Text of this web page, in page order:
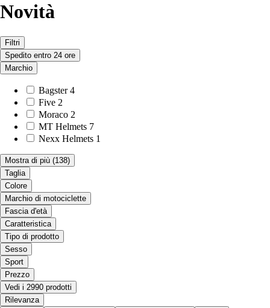
Novità
Filtri
Spedito entro 24 ore
Marchio
Bagster 4
Five 2
Moraco 2
MT Helmets 7
Nexx Helmets 1
Mostra di più (138)
Taglia
Colore
Marchio di motociclette
Fascia d'età
Caratteristica
Tipo di prodotto
Sesso
Sport
Prezzo
Vedi i 2990 prodotti
Rilevanza